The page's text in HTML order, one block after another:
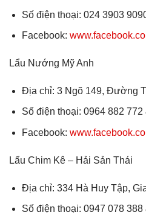
Số điện thoại: 024 3903
Facebook:
Lẩu Nướng Mỹ Anh
Địa chỉ: 3 Ngõ 149, Đường
Số điện thoại: 0964 882
Facebook:
Lẩu Chim Kê – Hải Sản Thái
Địa chỉ: 334 Hà Huy Tập,
Số điện thoại: 0947 078